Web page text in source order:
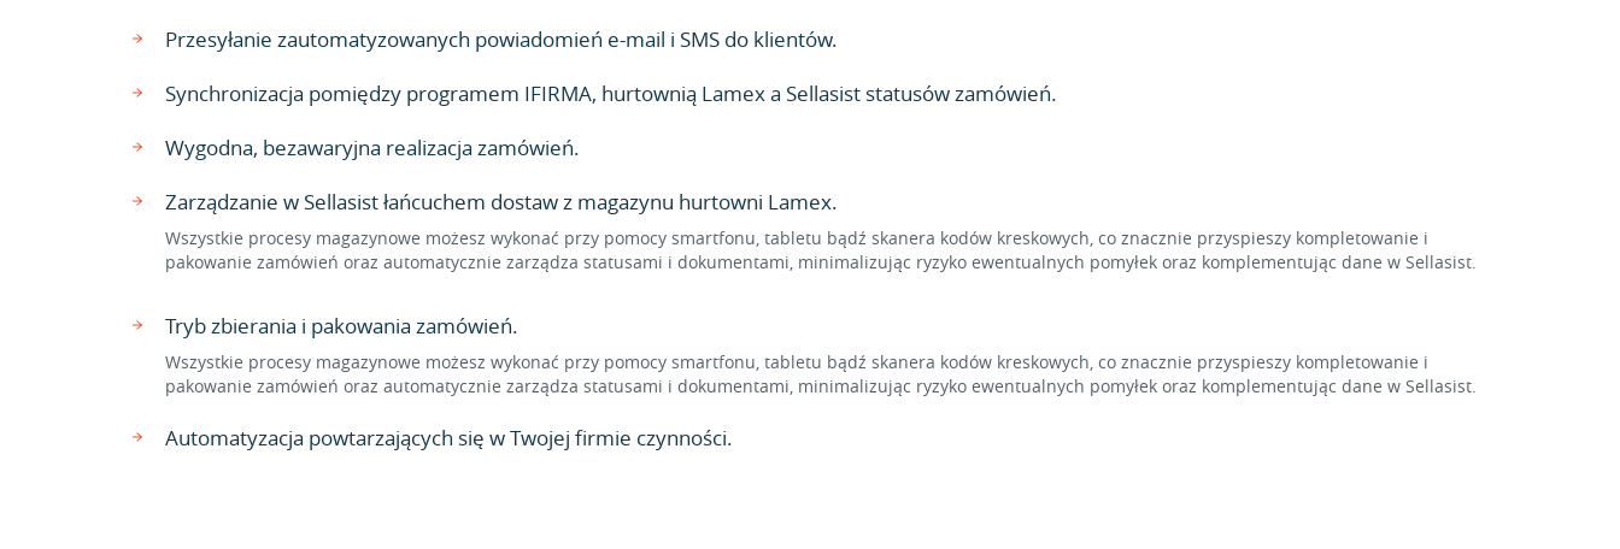
Przesyłanie zautomatyzowanych powiadomień e-mail i SMS do klientów.
Synchronizacja pomiędzy programem IFIRMA, hurtownią Lamex a Sellasist statusów zamówień.
Wygodna, bezawaryjna realizacja zamówień.
Zarządzanie w Sellasist łańcuchem dostaw z magazynu hurtowni Lamex.
Wszystkie procesy magazynowe możesz wykonać przy pomocy smartfonu, tabletu bądź skanera kodów kreskowych, co znacznie przyspieszy kompletowanie i
pakowanie zamówień oraz automatycznie zarządza statusami i dokumentami, minimalizując ryzyko ewentualnych pomyłek oraz komplementując dane w Sellasist.
Tryb zbierania i pakowania zamówień.
Wszystkie procesy magazynowe możesz wykonać przy pomocy smartfonu, tabletu bądź skanera kodów kreskowych, co znacznie przyspieszy kompletowanie i
pakowanie zamówień oraz automatycznie zarządza statusami i dokumentami, minimalizując ryzyko ewentualnych pomyłek oraz komplementując dane w Sellasist.
Automatyzacja powtarzających się w Twojej firmie czynności.